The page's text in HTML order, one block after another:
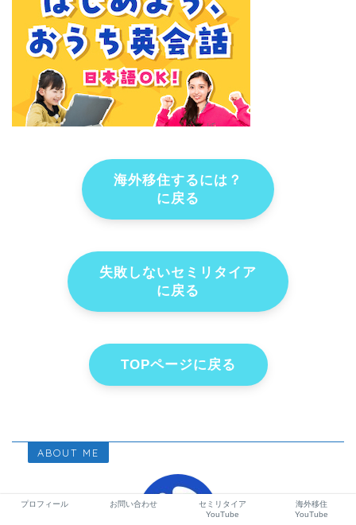
海外移住するには？
に戻る
失敗しないセミリタイア
に戻る
TOPページに戻る
ABOUT ME
プロフィール お問い合わせ
セミリタイア
YouTube
海外移住
YouTube